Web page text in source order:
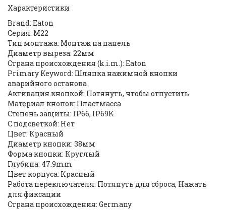
Характеристики
Brand: Eaton
Серия: M22
Тип монтажа: Монтаж на панель
Диаметр выреза: 22мм
Страна происхождения (k.i.m.): Eaton
Primary Keyword: Шляпка нажимной кнопки
аварийного останова
Активация кнопкой: Потянуть, чтобы отпустить
Материал кнопок: Пластмасса
Степень защиты: IP66, IP69K
С подсветкой: Нет
Цвет: Красный
Диаметр кнопки: 38мм
Форма кнопки: Круглый
Глубина: 47.9mm
Цвет корпуса: Красный
Работа переключателя: Потянуть для сброса, Нажать
для фиксации
Страна происхождения: Germany